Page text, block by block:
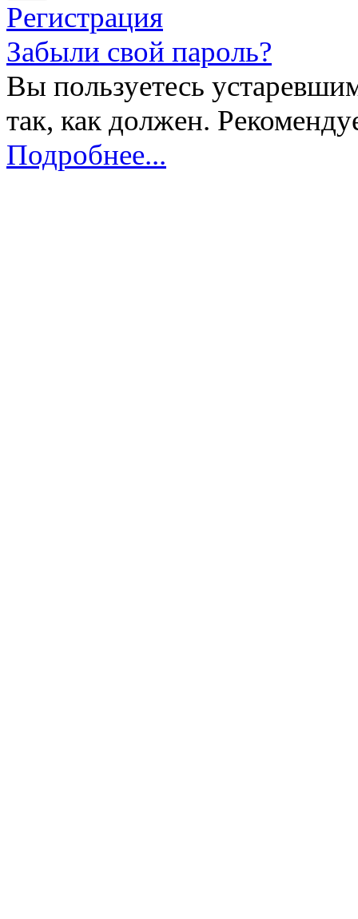
Регистрация
Забыли свой пароль?
Вы пользуетесь
так, как должен.
Подробнее...